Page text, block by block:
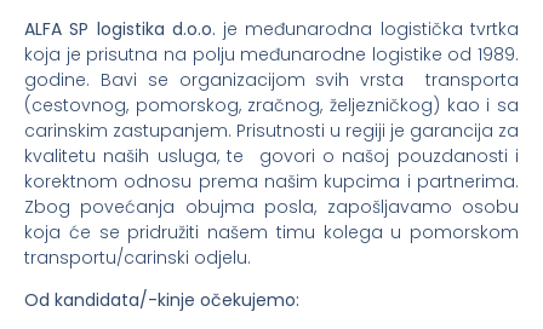
ALFA SP logistika d.o.o. je međunarodna logistička tvrtka
koja je prisutna na polju međunarodne logistike od 1989.
godine. Bavi se organizacijom svih vrsta transporta
(cestovnog, pomorskog, zračnog, željezničkog) kao i sa
carinskim zastupanjem. Prisutnosti u regiji je garancija za
kvalitetu naših usluga, te govori o našoj pouzdanosti i
korektnom odnosu prema našim kupcima i partnerima.
Zbog povećanja obujma posla, zapošljavamo osobu
koja će se pridružiti našem timu kolega u pomorskom
transportu/carinski odjelu.
Od kandidata/-kinje očekujemo: